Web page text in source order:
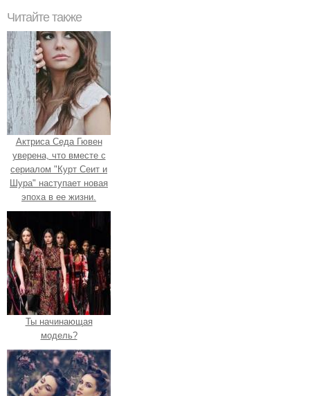
Читайте также
Актриса Седа Гювен
уверена, что вместе с
сериалом "Курт Сеит и
Шура" наступает новая
эпоха в ее жизни.
Ты начинающая
модель?